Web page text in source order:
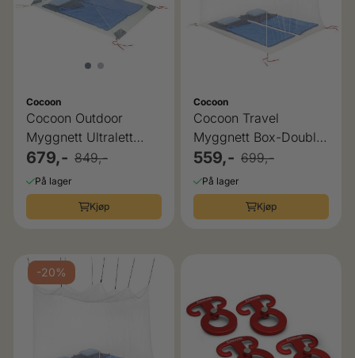
Cocoon
Cocoon Outdoor
Myggnett Ultralett
Double Silt Green
230x150 cm
679,- 849,-
På lager
Kjøp
Cocoon
Cocoon Travel
Myggnett Box-Double
White 200x200 cm
559,- 699,-
På lager
Kjøp
-20%